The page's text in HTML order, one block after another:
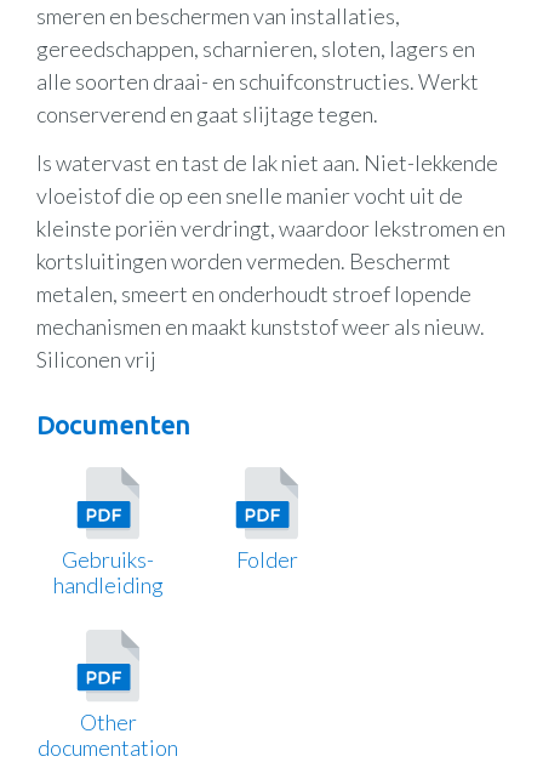
smeren en beschermen van installaties,
gereedschappen, scharnieren, sloten, lagers en
alle soorten draai- en schuifconstructies. Werkt
conserverend en gaat slijtage tegen.
Is watervast en tast de lak niet aan. Niet-lekkende
vloeistof die op een snelle manier vocht uit de
kleinste poriën verdringt, waardoor lekstromen en
kortsluitingen worden vermeden. Beschermt
metalen, smeert en onderhoudt stroef lopende
mechanismen en maakt kunststof weer als nieuw.
Siliconen vrij
Documenten
Gebruiks-
handleiding
Folder
Other
documentation